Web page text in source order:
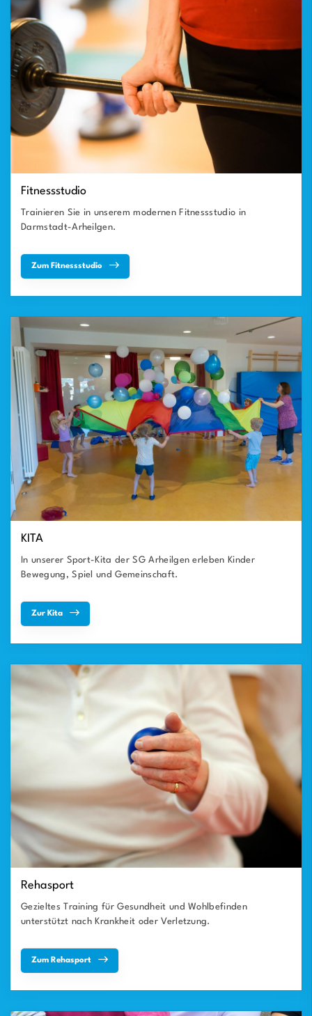
Fitnessstudio
Trainieren Sie in unserem modernen Fitnessstudio in
Darmstadt-Arheilgen.
Zum Fitnessstudio
KITA
In unserer Sport-Kita der SG Arheilgen erleben Kinder
Bewegung, Spiel und Gemeinschaft.
Zur Kita
Rehasport
Gezieltes Training für Gesundheit und Wohlbefinden
unterstützt nach Krankheit oder Verletzung.
Zum Rehasport